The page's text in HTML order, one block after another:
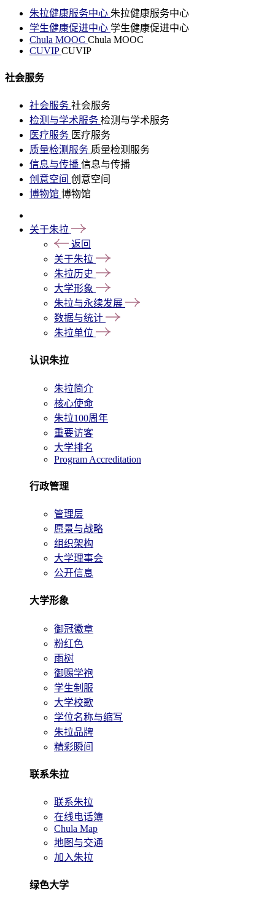
朱拉健康服务中心 朱拉健康服务中心
学生健康促进中心 学生健康促进中心
Chula MOOC Chula MOOC
CUVIPCUVIP
社会服务
社会服务 社会服务
检测与学术服务 检测与学术服务
医疗服务 医疗服务
质量检测服务 质量检测服务
信息与传播 信息与传播
创意空间 创意空间
博物馆 博物馆
关于朱拉
返回
关于朱拉
朱拉历史
大学形象
朱拉与永续发展
数据与统计
朱拉单位
认识朱拉
朱拉简介
核心使命
朱拉100周年
重要访客
大学排名
Program Accreditation
行政管理
管理层
愿景与战略
组织架构
大学理事会
公开信息
大学形象
御冠徽章
粉红色
雨树
御赐学袍
学生制服
大学校歌
学位名称与缩写
朱拉品牌
精彩瞬间
联系朱拉
联系朱拉
在线电话簿
Chula Map
地图与交通
加入朱拉
绿色大学